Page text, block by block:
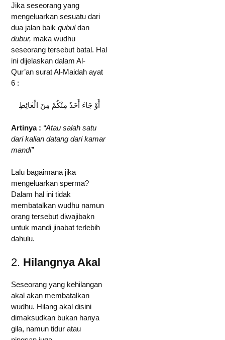
Jika seseorang yang
mengeluarkan sesuatu dari
dua jalan baik qubuldan
dubur, maka wudhu
seseorang tersebut batal. Hal
ini dijelaskan dalam Al-
Qur’an surat Al-Maidah ayat
6 :
أَوْ جَاءَ أَحَدٌ مِنْكُمْ مِنَ الْغَائِطِ
Artinya : “Atau salah satu
dari kalian datang dari kamar
mandi”
Lalu bagaimana jika
mengeluarkan sperma?
Dalam hal ini tidak
membatalkan wudhu namun
orang tersebut diwajibakn
untuk mandi jinabat terlebih
dahulu.
2. Hilangnya Akal
Seseorang yang kehilangan
akal akan membatalkan
wudhu. Hilang akal disini
dimaksudkan bukan hanya
gila, namun tidur atau